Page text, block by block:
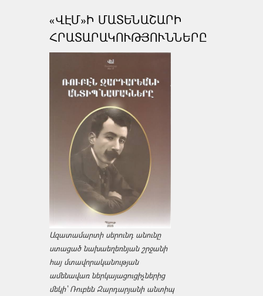
«ՎԷՄ»Ի ՄԱՏԵՆԱՇԱՐԻ
ՀՐԱՏԱՐԱԿՈՒԹՅՈՒՆՆԵՐԸ
Ազատամարտի սերունդ անունը
ստացած նախաեղեռնյան շրջանի
հայ մտավորականության
ամենավառ ներկայացուցիչներից
մեկի՝ Ռուբեն Զարդարյանի անտիպ